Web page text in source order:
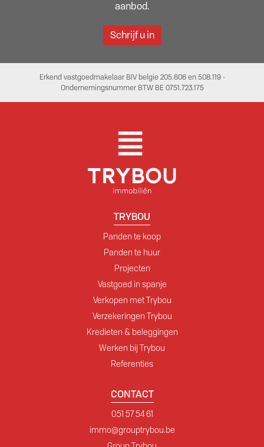
aanbod.
Schrijf u in
Erkend vastgoedmakelaar BIV belgie 205.606 en 508.119 -
Ondernemingsnummer BTW BE 0751.723.175
TRYBOU
Panden te koop
Panden te huur
Projecten
Vastgoed in spanje
Verkopen met Trybou
Verzekeringen Trybou
Kredieten & beleggingen
Werken bij Trybou
Referenties
CONTACT
051 57 54 61
immo@grouptrybou.be